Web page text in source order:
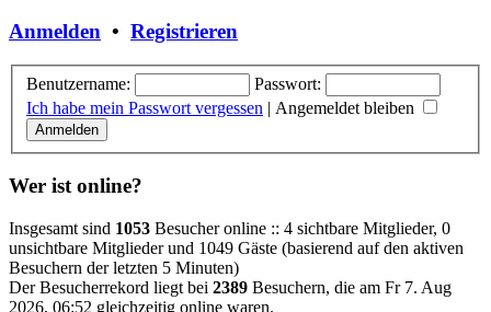
Anmelden • Registrieren
Benutzername:
Passwort:
Ich habe mein Passwort vergessen | Angemeldet bleiben
Wer ist online?
Insgesamt sind 1053 Besucher online :: 4 sichtbare Mitglieder, 0
unsichtbare Mitglieder und 1049 Gäste (basierend auf den aktiven
Besuchern der letzten 5 Minuten)
Der Besucherrekord liegt bei 2389 Besuchern, die am Fr 7. Aug
2026, 06:52 gleichzeitig online waren.